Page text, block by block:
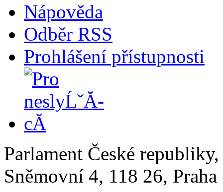
Nápověda
Odběr RSS
Prohlášení přístupnosti
Parlament České
Sněmovní 4, 118 26,